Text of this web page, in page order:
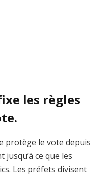
les règles
protège le vote depuis
ce que les
Les préfets divisent